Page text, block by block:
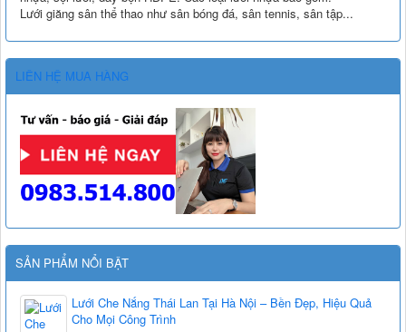
Lưới giăng sân thể thao như sân bóng đá, sân tennis, sân tập...
LIÊN HỆ MUA HÀNG
SẢN PHẨM NỔI BẬT
Lưới Che Nắng Thái Lan Tại Hà Nội – Bền Đẹp, Hiệu Quả
Cho Mọi Công Trình